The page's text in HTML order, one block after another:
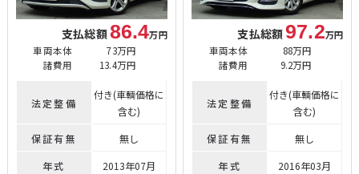
支払総額86.4万円
車両本体
73万円
諸費用
13.4万円
法定整備
付き(車輌価格に
含む)
保証有無
無し
年式
2013年07月
支払総額97.2万円
車両本体
88万円
諸費用
9.2万円
法定整備
付き(車輌価格に
含む)
保証有無
無し
年式
2016年03月